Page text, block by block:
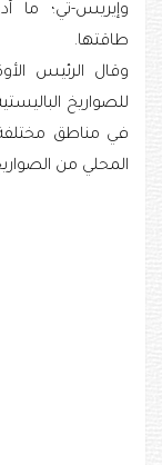
وإيريس-تي؛
طاقتها.
وقال الرئيس
للصواريخ
في مناطق مختلفة
المحلي من